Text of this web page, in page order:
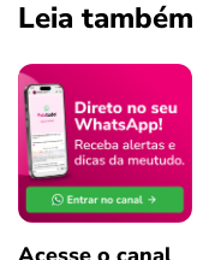
Leia também